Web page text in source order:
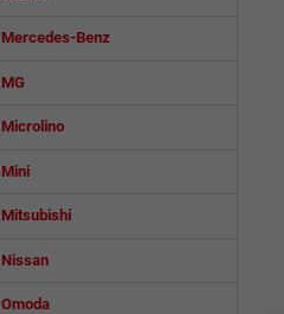
Mercedes-Benz
MG
Microlino
Mini
Mitsubishi
Nissan
Omoda